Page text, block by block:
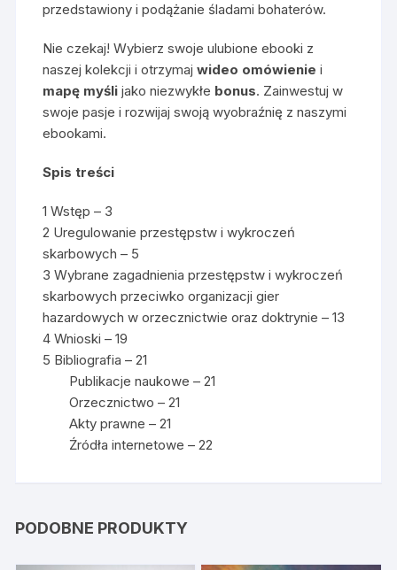
przedstawiony i podążanie śladami bohaterów.
Nie czekaj! Wybierz swoje ulubione ebooki z
naszej kolekcji i otrzymajwideo omówienie i
mapę myślijako niezwykłe bonus. Zainwestuj w
swoje pasje i rozwijaj swoją wyobraźnię z naszymi
ebookami.
Spis treści
1 Wstęp – 3
2 Uregulowanie przestępstw i wykroczeń
skarbowych – 5
3 Wybrane zagadnienia przestępstw i wykroczeń
skarbowych przeciwko organizacji gier
hazardowych w orzecznictwie oraz doktrynie – 13
4 Wnioski – 19
5 Bibliografia – 21
Publikacje naukowe – 21
Orzecznictwo – 21
Akty prawne – 21
Źródła internetowe – 22
PODOBNE PRODUKTY